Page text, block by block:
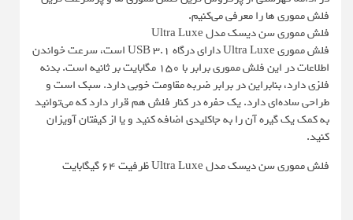
فلش مموری ها را معرفی می‌کنیم.
فلش مموری سن دیسک مدل Ultra Luxe
فلش مموری Ultra Luxe دارای درگاه‌ USB ۳.۱ است، سرعت خواندن
اطلاعات در این فلش مموری برابر با ‍۱۵۰ مگابایت بر ثانیه است. بدنه
فلزی دارد، بنابراین در برابر ضربه مقاومت خوبی دارد. سبک است و
طراحی ساده‌ای دارد. یک حفره در کنار فلش هم قرار دارد که می‌توانید
به کمک یک گیره آن را به جاکلیدی اضافه کنید و یا از کیفتان آویزان
کنید.
فلش مموری سن دیسک مدل Ultra Luxe ظرفیت 64 گیگابایت